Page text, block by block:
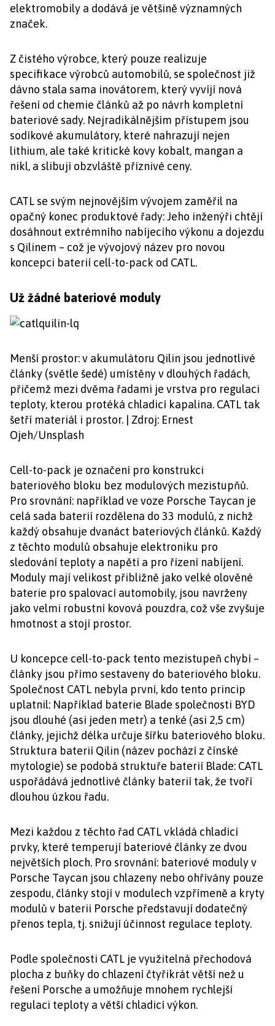
elektromobily a dodává je většině významných
značek.
Z čistého výrobce, který pouze realizuje
specifikace výrobců automobilů, se společnost již
dávno stala sama inovátorem, který vyvíjí nová
řešení od chemie článků až po návrh kompletní
bateriové sady. Nejradikálnějším přístupem jsou
sodíkové akumulátory, které nahrazují nejen
lithium, ale také kritické kovy kobalt, mangan a
nikl, a slibují obzvláště příznivé ceny.
CATL se svým nejnovějším vývojem zaměřil na
opačný konec produktové řady: Jeho inženýři chtějí
dosáhnout extrémního nabíjecího výkonu a dojezdu
s Qilinem – což je vývojový název pro novou
koncepci baterií cell-to-pack od CATL.
Už žádné bateriové moduly
Menší prostor: v akumulátoru Qilin jsou jednotlivé
články (světle šedé) umístěny v dlouhých řadách,
přičemž mezi dvěma řadami je vrstva pro regulaci
teploty, kterou protéká chladicí kapalina. CATL tak
šetří materiál i prostor. | Zdroj: Ernest
Ojeh/Unsplash
Cell-to-pack je označení pro konstrukci
bateriového bloku bez modulových mezistupňů.
Pro srovnání: například ve voze Porsche Taycan je
celá sada baterií rozdělena do 33 modulů, z nichž
každý obsahuje dvanáct bateriových článků. Každý
z těchto modulů obsahuje elektroniku pro
sledování teploty a napětí a pro řízení nabíjení.
Moduly mají velikost přibližně jako velké olověné
baterie pro spalovací automobily, jsou navrženy
jako velmi robustní kovová pouzdra, což vše zvyšuje
hmotnost a stojí prostor.
U koncepce cell-to-pack tento mezistupeň chybí –
články jsou přímo sestaveny do bateriového bloku.
Společnost CATL nebyla první, kdo tento princip
uplatnil: Například baterie Blade společnosti BYD
jsou dlouhé (asi jeden metr) a tenké (asi 2,5 cm)
články, jejichž délka určuje šířku bateriového bloku.
Struktura baterií Qilin (název pochází z čínské
mytologie) se podobá struktuře baterií Blade: CATL
uspořádává jednotlivé články baterií tak, že tvoří
dlouhou úzkou řadu.
Mezi každou z těchto řad CATL vkládá chladící
prvky, které temperují bateriové články ze dvou
největších ploch. Pro srovnání: bateriové moduly v
Porsche Taycan jsou chlazeny nebo ohřívány pouze
zespodu, články stojí v modulech vzpřímeně a kryty
modulů v baterii Porsche představují dodatečný
přenos tepla, tj. snižují účinnost regulace teploty.
Podle společnosti CATL je využitelná přechodová
plocha z buňky do chlazení čtyřikrát větší než u
řešení Porsche a umožňuje mnohem rychlejší
regulaci teploty a větší chladicí výkon.